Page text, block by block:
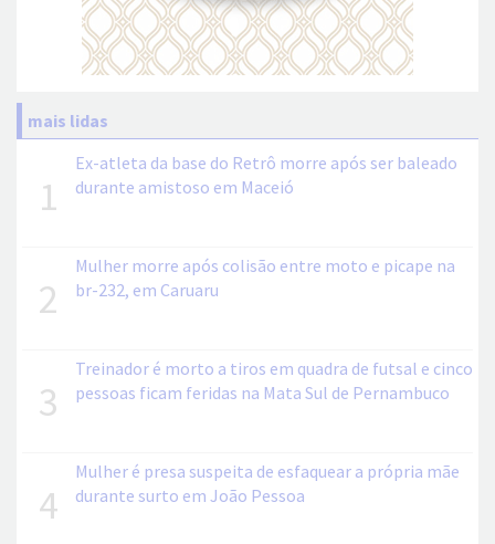
mais lidas
1
Ex-atleta da base do Retrô morre após ser baleado
durante amistoso em Maceió
2
Mulher morre após colisão entre moto e picape na
br-232, em Caruaru
3
Treinador é morto a tiros em quadra de futsal e cinco
pessoas ficam feridas na Mata Sul de Pernambuco
4
Mulher é presa suspeita de esfaquear a própria mãe
durante surto em João Pessoa